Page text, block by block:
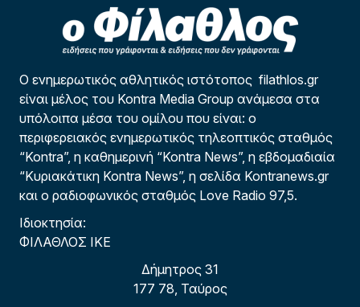
Ο ενημερωτικός αθλητικός ιστότοπος filathlos.gr
είναι μέλος του Kontra Media Group ανάμεσα στα
υπόλοιπα μέσα του ομίλου που είναι: ο
περιφερειακός ενημερωτικός τηλεοπτικός σταθμός
“Kontra”, η καθημερινή “Kontra News”, η εβδομαδιαία
“Κυριακάτικη Kontra News”, η σελίδα Kontranews.gr
και ο ραδιοφωνικός σταθμός Love Radio 97,5.
Ιδιοκτησία:
ΦΙΛΑΘΛΟΣ ΙΚΕ
Δήμητρος 31
177 78, Ταύρος